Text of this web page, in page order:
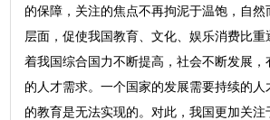
的保障，关注的焦点不再拘泥于温饱，自然
层面，促使我国教育、文化、娱乐消费比
着我国综合国力不断提高，社会不断发展，
的人才需求。一个国家的发展需要持续的
的教育是无法实现的。对此，我国更加关注